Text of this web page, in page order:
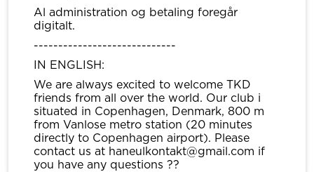
Al administration og betaling foregår
digitalt.
-----------------------------
IN ENGLISH:
We are always excited to welcome TKD
friends from all over the world. Our club i
situated in Copenhagen, Denmark, 800 m
from Vanlose metro station (20 minutes
directly to Copenhagen airport). Please
contact us at haneulkontakt@gmail.com if
you have any questions ??